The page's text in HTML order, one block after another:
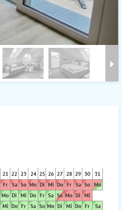
21 22 23 24 25 26 27 28 29 30
31
Fr Sa So Mo Di Mi Do Fr Sa So Mo
Mo Di Mi Do Fr Sa So Mo Di Mi
Mi Do Fr Sa So Mo Di Mi Do Fr
Sa